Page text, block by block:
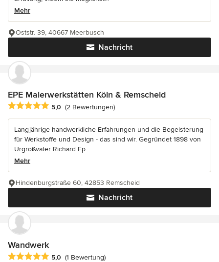
Mehr
Nachricht
Oststr. 39, 40667 Meerbusch
EPE Malerwerkstätten Köln & Remscheid
Durchschnittliche Bewertung: 5 von 5 Sternen
5,0 (2 Bewertungen)
Langjährige handwerkliche Erfahrungen und die Begeisterung
für Werkstoffe und Design - das sind wir. Gegründet 1898 von
Urgroßvater Richard Ep...
Mehr
Nachricht
Hindenburgstraße 60, 42853 Remscheid
Wandwerk
Durchschnittliche Bewertung: 5 von 5 Sternen
5,0 (1 Bewertung)